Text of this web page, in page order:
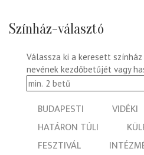
Színház-választó
Válassza ki a keresett
nevének kezdőbetűjét vagy
BUDAPESTI VIDÉKI
HATÁRON TÚLI
FESZTIVÁL